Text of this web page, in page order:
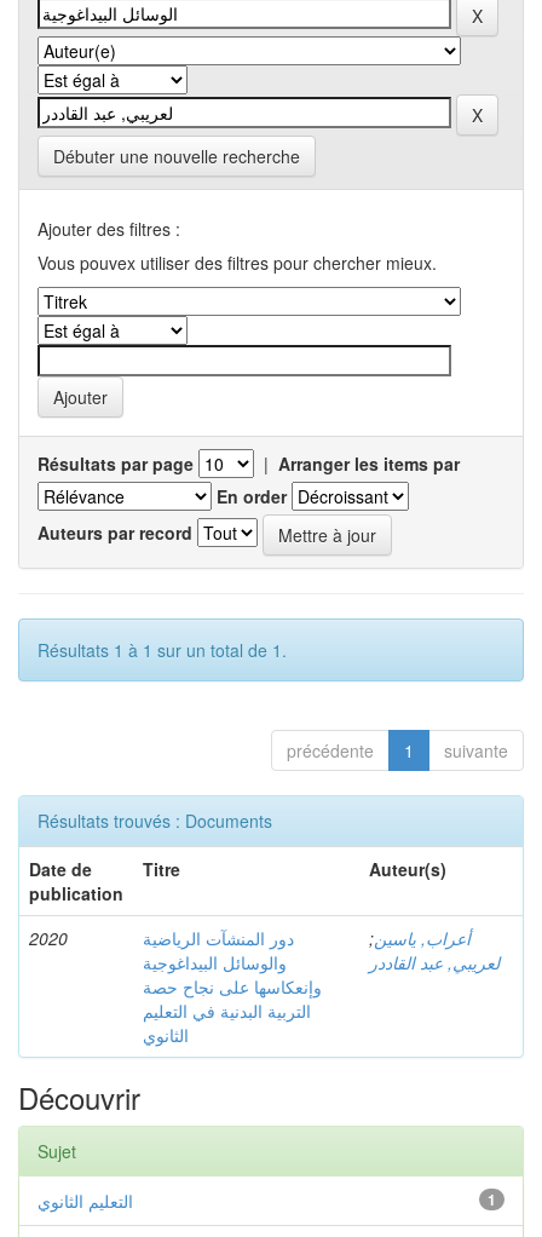
Débuter une nouvelle recherche
Ajouter des filtres :
Vous pouvex utiliser des filtres pour chercher mieux.
Résultats par page | Arranger les items par
En order
Auteurs par record
Résultats 1 à 1 sur un total de 1.
précédente 1 suivante
Résultats trouvés : Documents
Date de
publication
Titre Auteur(s)
2020
دور المنشآت الرياضية
والوسائل البيداغوجية
وإنعكاسها على نجاح حصة
التربية البدنية في التعليم
الثانوي
أعراب, ياسين;
لعريبي, عبد القاددر
Découvrir
Sujet
1 التعليم الثانوي